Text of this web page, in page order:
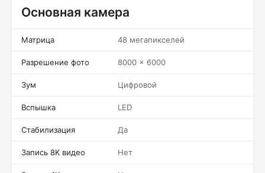
Основная камера
Матрица 48 мегапикселей
Разрешение фото 8000 x 6000
Зум Цифровой
Вспышка LED
Стабилизация Да
Запись 8K видео Нет